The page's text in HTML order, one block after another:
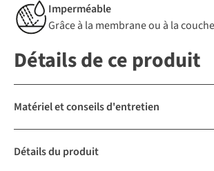
Imperméable
Grâce à la membrane ou à la
Détails de ce produit
Matériel et conseils d'entretien
Détails du produit